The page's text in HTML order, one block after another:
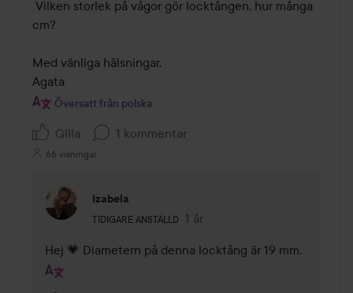
cm?
Med vänliga hälsningar,
Agata
Översatt från polska
Gilla 1 kommentar
66 visningar
Izabela
TIDIGARE ANSTÄLLD
Användarens roll: Tidigare anställd.
1 år
Kommentaren lades 1 år
Hej 💗 Diametern på denna locktång är 19 mm.